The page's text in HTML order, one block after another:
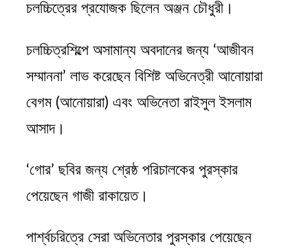
চলচ্চিত্রের প্রযোজক ছিলেন অঞ্জন চৌধুরী।
চলচ্চিত্রশিল্পে অসামান্য অবদানের জন্য ‘আজীবন
সম্মাননা’ লাভ করেছেন বিশিষ্ট অভিনেত্রী আনোয়ারা
বেগম (আনোয়ারা) এবং অভিনেতা রাইসুল ইসলাম
আসাদ।
‘গোর’ ছবির জন্য শ্রেষ্ঠ পরিচালকের পুরস্কার
পেয়েছেন গাজী রাকায়েত।
পার্শ্বচরিত্রে সেরা অভিনেতার পুরস্কার পেয়েছেন